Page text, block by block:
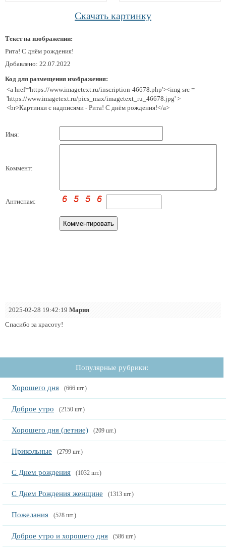
Скачать картинку
Текст на изображении:
Рита! С днём рождения!
Добавлено: 22.07.2022
Код для размещения изображения:
<a href='https://www.imagetext.ru/inscription-46678.php'><img src =
'https://www.imagetext.ru/pics_max/imagetext_ru_46678.jpg' >
<br>Картинки с надписями - Рита! С днём рождения!</a>
Имя:
Коммент:
Антиспам:
2025-02-28 19:42:19 Мария
Спасибо за красоту!
Популярные рубрики:
Хорошего дня (666 шт.)
Доброе утро (2150 шт.)
Хорошего дня (летние) (209 шт.)
Прикольные (2799 шт.)
С Днем рождения (1032 шт.)
С Днем Рождения женщине (1313 шт.)
Пожелания (528 шт.)
Доброе утро и хорошего дня (586 шт.)